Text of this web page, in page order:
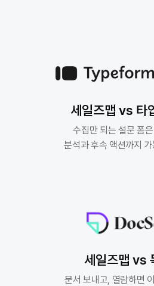
세일즈맵 vs 타
수집만 되는 설문 폼은
분석과 후속 액션까지
세일즈맵 vs
문서 보내고, 열람하면